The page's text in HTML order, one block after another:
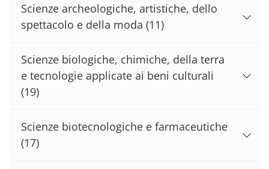
Scienze archeologiche, artistiche, dello
spettacolo e della moda (11)
Scienze biologiche, chimiche, della terra
e tecnologie applicate ai beni culturali
(19)
Scienze biotecnologiche e farmaceutiche
(17)